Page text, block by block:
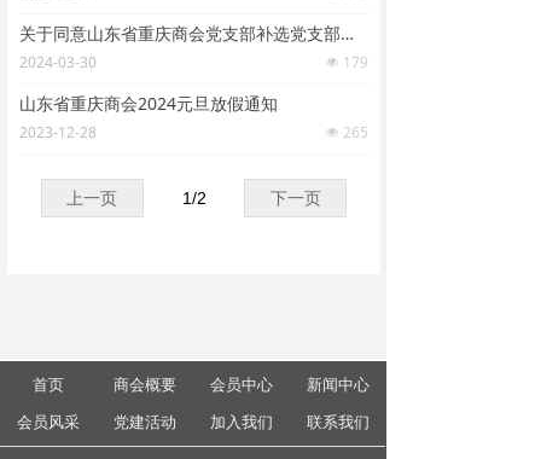
关于同意山东省重庆商会党支部补选党支部书记的批复
넶 179
2024-03-30
山东省重庆商会2024元旦放假通知
넶 265
2023-12-28
上一页 下一页
1/2
首页 商会概要 会员中心
新闻中心
会员风采
党建活动 加入我们 联系我们